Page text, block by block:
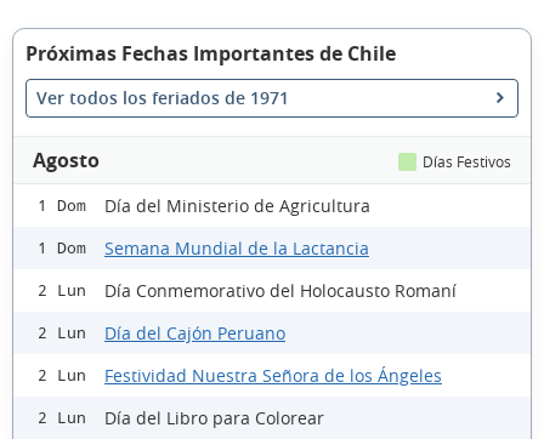
Próximas Fechas Importantes de Chile
Ver todos los feriados de 1971
Agosto Días Festivos
1 Dom Día del Ministerio de Agricultura
1 Dom Semana Mundial de la Lactancia
2 Lun Día Conmemorativo del Holocausto Romaní
2 Lun Día del Cajón Peruano
2 Lun Festividad Nuestra Señora de los Ángeles
2 Lun Día del Libro para Colorear